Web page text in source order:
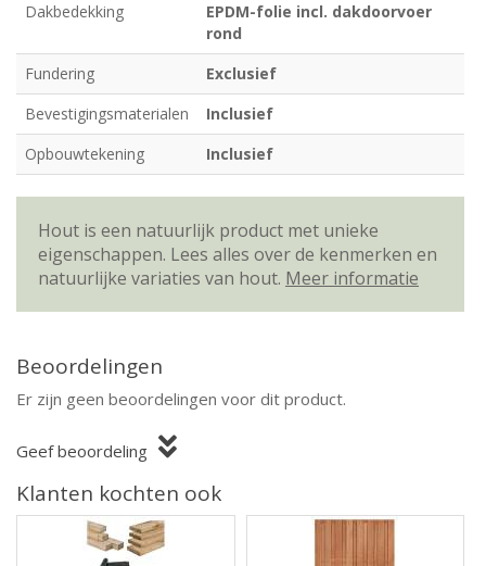
Dakbedekking
EPDM-folie incl. dakdoorvoer
rond
Fundering
Exclusief
Bevestigingsmaterialen
Inclusief
Opbouwtekening
Inclusief
Hout is een natuurlijk product met unieke
eigenschappen. Lees alles over de kenmerken en
natuurlijke variaties van hout. Meer informatie
Beoordelingen
Er zijn geen beoordelingen voor dit product.
Geef beoordeling
Klanten kochten ook